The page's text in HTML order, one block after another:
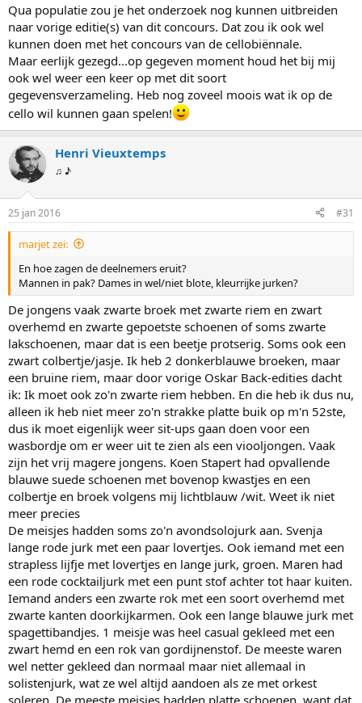
Qua populatie zou je het onderzoek nog kunnen uitbreiden
naar vorige editie(s) van dit concours. Dat zou ik ook wel
kunnen doen met het concours van de cellobiënnale.
Maar eerlijk gezegd...op gegeven moment houd het bij mij
ook wel weer een keer op met dit soort
gegevensverzameling. Heb nog zoveel moois wat ik op de
cello wil kunnen gaan spelen!
Henri Vieuxtemps
♫ ♪
25 jan 2016 #31
marjet zei:
En hoe zagen de deelnemers eruit?
Mannen in pak? Dames in wel/niet blote, kleurrijke jurken?
De jongens vaak zwarte broek met zwarte riem en zwart
overhemd en zwarte gepoetste schoenen of soms zwarte
lakschoenen, maar dat is een beetje protserig. Soms ook een
zwart colbertje/jasje. Ik heb 2 donkerblauwe broeken, maar
een bruine riem, maar door vorige Oskar Back-edities dacht
ik: Ik moet ook zo'n zwarte riem hebben. En die heb ik dus nu,
alleen ik heb niet meer zo'n strakke platte buik op m'n 52ste,
dus ik moet eigenlijk weer sit-ups gaan doen voor een
wasbordje om er weer uit te zien als een viooljongen. Vaak
zijn het vrij magere jongens. Koen Stapert had opvallende
blauwe suede schoenen met bovenop kwastjes en een
colbertje en broek volgens mij lichtblauw /wit. Weet ik niet
meer precies
De meisjes hadden soms zo'n avondsolojurk aan. Svenja
lange rode jurk met een paar lovertjes. Ook iemand met een
strapless lijfje met lovertjes en lange jurk, groen. Maren had
een rode cocktailjurk met een punt stof achter tot haar kuiten.
Iemand anders een zwarte rok met een soort overhemd met
zwarte kanten doorkijkarmen. Ook een lange blauwe jurk met
spagettibandjes. 1 meisje was heel casual gekleed met een
zwart hemd en een rok van gordijnenstof. De meeste waren
wel netter gekleed dan normaal maar niet allemaal in
solistenjurk, wat ze wel altijd aandoen als ze met orkest
soleren. De meeste meisjes hadden platte schoenen, want dat